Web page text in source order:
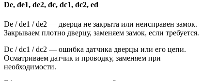
De, de1, de2, dc, dc1, dc2, ed
De / de1 / de2 — дверца не закрыта или неисправен замок.
Закрываем плотно дверцу, заменяем замок, если требуется.
Dc / dc1 / dc2 — ошибка датчика дверцы или его цепи.
Осматриваем датчик и проводку, заменяем при
необходимости.